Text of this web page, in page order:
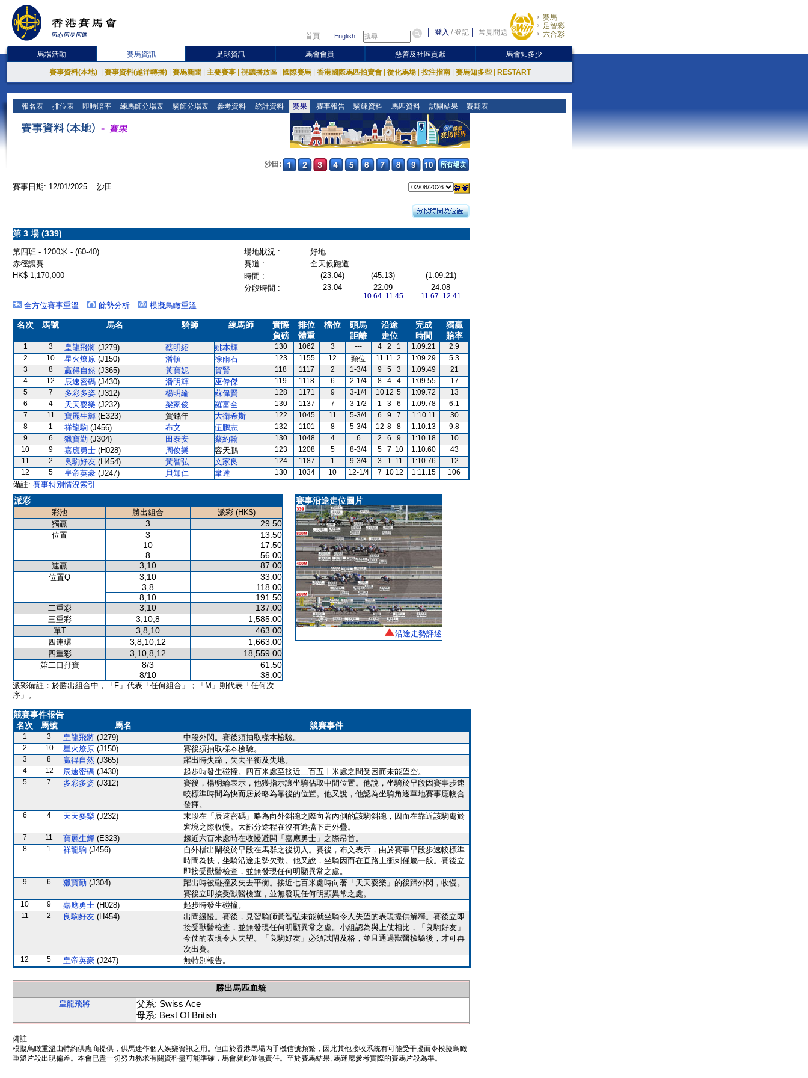
首頁 English 登入 /登記 常見問題
賽馬
足智彩
六合彩
馬場活動 賽馬資訊 足球資訊 馬會會員 慈善及社區貢獻 馬會知多少
賽事資料(本地) 賽事資料(越洋轉播) 賽馬新聞 主要賽事 視聽播放區 國際賽馬 香港國際馬匹拍賣會 從化馬場 投注指南 賽馬知多些 RESTART
報名表 排位表 即時賠率 練馬師分場表 騎師分場表 參考資料 統計資料 賽果 賽事報告 騎練資料 馬匹資料 試閘結果 賽期表
沙田:
賽事日期: 12/01/2025 沙田
第 3 場 (339)
第四班 - 1200米 - (60-40) 場地狀況 :
好地
赤徑讓賽
賽道 :
全天候跑道
HK$ 1,170,000
時間 : (23.04) (45.13)
(1:09.21)
分段時間 :
23.04 22.09
10.64 11.45
24.08
11.67 12.41
全方位賽事重溫 餘勢分析 模擬鳥瞰重溫
名次 馬號 馬名 騎師 練馬師
實際
負磅
排位
體重
檔位
頭馬
距離
沿途
走位
完成
時間
獨贏
賠率
1 3 皇龍飛將 (J279) 蔡明紹 姚本輝 130 1062 3 --- 4 2 1 1:09.21
2.9
2
10 星火燎原 (J150) 潘頓 徐雨石 123 1155 12 頸位 11 11 2 1:09.29
5.3
3
8 贏得自然 (J365) 黃寶妮 賀賢 118 1117 2 1-3/4 9 5 3 1:09.49
21
4
12 辰速密碼 (J430) 潘明輝 巫偉傑 119 1118 6 2-1/4 8 4 4 1:09.55
17
5
7 多彩多姿 (J312) 楊明綸 蘇偉賢 128 1171 9 3-1/4 10 12 5 1:09.72
13
6
4 天天耍樂 (J232) 梁家俊 羅富全 130 1137 7 3-1/2 1 3 6 1:09.78
6.1
7
11 寶麗生輝 (E323) 賀銘年 大衛希斯 122 1045 11 5-3/4 6 9 7 1:10.11
30
8
1 祥龍駒 (J456) 布文 伍鵬志 132 1101 8 5-3/4 12 8 8 1:10.13
9.8
9
6 獵寶勤 (J304) 田泰安 蔡約翰 130 1048 4 6 2 6 9 1:10.18
10
10
9 嘉應勇士 (H028) 周俊樂 容天鵬 123 1208 5 8-3/4 5 7 10 1:10.60
43
11
2 良駒好友 (H454) 黃智弘 文家良 124 1187 1 9-3/4 3 1 11 1:10.76
12
12
5 皇帝英豪 (J247) 貝知仁 韋達 130 1034 10 12-1/4 7 10 12 1:11.15 106
備註: 賽事特別情況索引
派彩
彩池 勝出組合
派彩 (HK$)
獨贏
3 29.50
位置 3
13.50
10
17.50
8
56.00
連贏 3,10 87.00
位置Q 3,10
33.00
3,8
118.00
8,10
191.50
二重彩 3,10 137.00
三重彩 3,10,8 1,585.00
單T 3,8,10 463.00
四連環 3,8,10,12 1,663.00
四重彩 3,10,8,12 18,559.00
第二口孖寶 8/3
61.50
8/10
38.00
派彩備註：於勝出組合中，「F」代表「任何組合」；「M」則代表「任何次
序」。
賽事沿途走位圖片
沿途走勢評述
競賽事件報告
名次
馬號 馬名 競賽事件
1 3 皇龍飛將 (J279) 中段外閃。賽後須抽取樣本檢驗。
2 10 星火燎原 (J150) 賽後須抽取樣本檢驗。
3 8 贏得自然 (J365) 躍出時失蹄，失去平衡及失地。
4 12 辰速密碼 (J430) 起步時發生碰撞。四百米處至接近二百五十米處之間受困而未能望空。
5 7 多彩多姿 (J312)
賽後，楊明綸表示，他獲指示讓坐騎佔取中間位置。他說，坐騎於早段因賽事步速
較標準時間為快而居於略為靠後的位置。他又說，他認為坐騎角逐草地賽事應較合
發揮。
6 4 天天耍樂 (J232)
末段在「辰速密碼」略為向外斜跑之際向著內側的該駒斜跑，因而在靠近該駒處於
窘境之際收慢。大部分途程在沒有遮擋下走外疊。
7 11 寶麗生輝 (E323) 趨近六百米處時在收慢避開「嘉應勇士」之際昂首。
8 1 祥龍駒 (J456)
自外檔出閘後於早段在馬群之後切入。賽後，布文表示，由於賽事早段步速較標準
時間為快，坐騎沿途走勢欠勁。他又說，坐騎因而在直路上衝刺僅屬一般。賽後立
即接受獸醫檢查，並無發現任何明顯異常之處。
9 6 獵寶勤 (J304)
躍出時被碰撞及失去平衡。接近七百米處時向著「天天耍樂」的後蹄外閃，收慢。
賽後立即接受獸醫檢查，並無發現任何明顯異常之處。
10 9 嘉應勇士 (H028) 起步時發生碰撞。
11 2 良駒好友 (H454)
出閘緩慢。賽後，見習騎師黃智弘未能就坐騎令人失望的表現提供解釋。賽後立即
接受獸醫檢查，並無發現任何明顯異常之處。小組認為與上仗相比，「良駒好友」
今仗的表現令人失望。「良駒好友」必須試閘及格，並且通過獸醫檢驗後，才可再
次出賽。
12 5 皇帝英豪 (J247) 無特別報告。
勝出馬匹血統
皇龍飛將
父系: Swiss Ace
母系: Best Of British
備註
模擬鳥瞰重溫由特約供應商提供，供馬迷作個人娛樂資訊之用。但由於香港馬場內手機信號頻繁，因此其他接收系統有可能受干擾而令模擬鳥瞰
重溫片段出現偏差。本會已盡一切努力務求有關資料盡可能準確，馬會就此並無責任。至於賽馬結果, 馬迷應參考實際的賽馬片段為準。